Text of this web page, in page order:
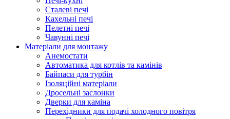
Сталеві печі
Кахельні печі
Пелетні печі
Чавунні печі
Матеріали для монтажу
Анемостати
Автоматика для котлів та камінів
Байпаси для турбін
Ізоляційні матеріали
Дросельні заслонки
Дверки для каміна
Перехідники для подачі холодного повітря